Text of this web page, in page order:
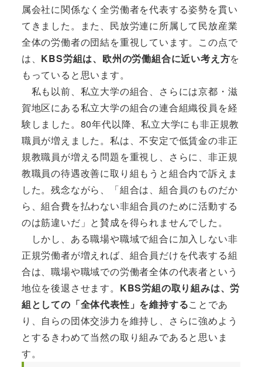
属会社に関係なく全労働者を代表する姿勢を貫い
てきました。また、民放労連に所属して民放産業
全体の労働者の団結を重視しています。この点で
は、 KBS労組は、欧州の労働組合に近い考え方を
もっていると思います。
私も以前、私立大学の組合、さらには京都・滋
賀地区にある私立大学の組合の連合組織役員を経
験しました。80年代以降、私立大学にも非正規教
職員が増えました。私は、不安定で低賃金の非正
規教職員が増える問題を重視し、さらに、非正規
教職員の待遇改善に取り組もうと組合内で訴えま
した。残念ながら、「組合は、組合員のものだか
ら、組合費を払わない非組合員のために活動する
のは筋違いだ」と賛成を得られませんでした。
しかし、ある職場や職域で組合に加入しない非
正規労働者が増えれば、組合員だけを代表する組
合は、職場や職域での労働者全体の代表者という
地位を後退させます。 KBS労組の取り組みは、労
組としての「全体代表性」を維持することであ
り、自らの団体交渉力を維持し、さらに強めよう
とするきわめて当然の取り組みであると思いま
す。